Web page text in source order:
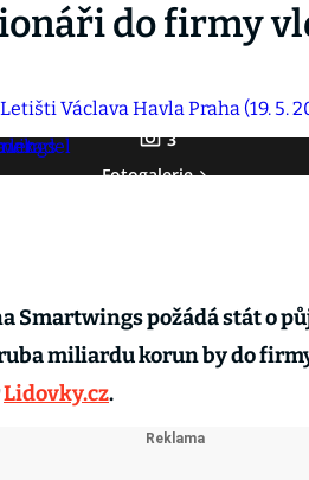
do firmy
3
Fotogalerie
Smartwings požádá stát o
miliardu korun by do
Lidovky.cz.